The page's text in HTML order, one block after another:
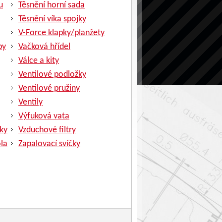
Těsnění horní sada
Těsnění víka spojky
V-Force klapky/planžety
Vačková hřídel
Válce a kity
Ventilové podložky
Ventilové pružiny
Ventily
Výfuková vata
Vzduchové filtry
Zapalovací svíčky